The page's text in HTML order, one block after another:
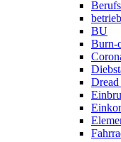
BU
Burn-
Dread